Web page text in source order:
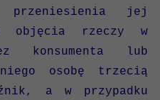
przeniesienia jej
objęcia rzeczy w
konsumenta lub
osobę trzecią
a w przypadku